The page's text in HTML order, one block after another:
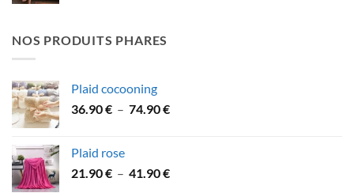
était :
74.90 €.
est :
62.90 €.
NOS PRODUITS PHARES
Plaid cocooning
36.90€ – 74.90€Plage
à
Plaid rose
21.90€ – 41.90€Plage